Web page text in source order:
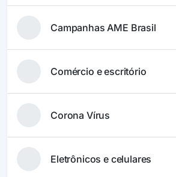
Campanhas AME Brasil
Comércio e escritório
Corona Vírus
Eletrônicos e celulares